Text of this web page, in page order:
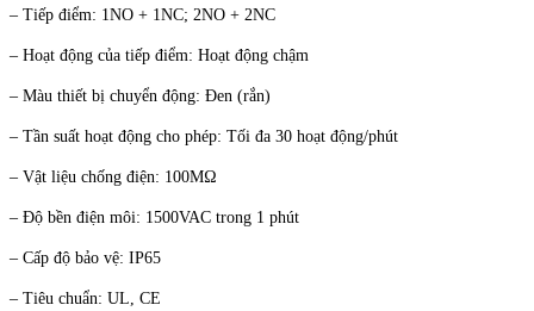
– Tiếp điểm: 1NO + 1NC; 2NO + 2NC
– Hoạt động của tiếp điểm: Hoạt động chậm
– Màu thiết bị chuyển động: Đen (rắn)
– Tần suất hoạt động cho phép: Tối đa 30 hoạt động/phút
– Vật liệu chống điện: 100MΩ
– Độ bền điện môi: 1500VAC trong 1 phút
– Cấp độ bảo vệ: IP65
– Tiêu chuẩn: UL, CE